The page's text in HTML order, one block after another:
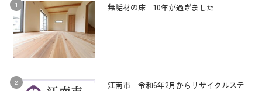
無垢材の床 10年が過ぎました
江南市 令和6年2月からリサイクルステ